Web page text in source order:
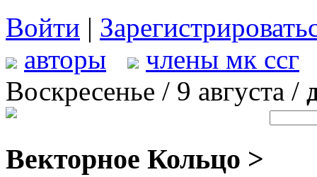
Войти |
авторы
члены мк ссг
Воскресенье / 9 августа /
Векторное Кольцо >